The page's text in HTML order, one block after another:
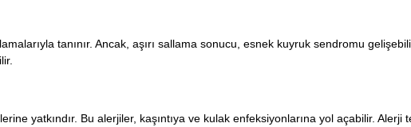
tanınır. Ancak, aşırı sallama sonucu, esnek kuyruk sendromu
yatkındır. Bu alerjiler, kaşıntıya ve kulak enfeksiyonlarına yol açabilir.